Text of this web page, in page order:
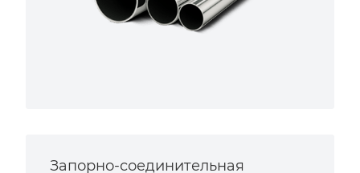
Запорно-соединительная